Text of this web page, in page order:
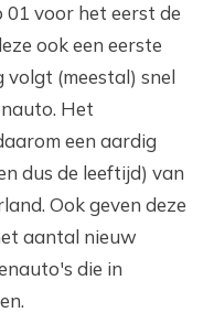
01 voor het eerst de
ook een eerste
(meestal) snel
Het
een aardig
dus de leeftijd) van
Ook geven deze
aantal nieuw
die in